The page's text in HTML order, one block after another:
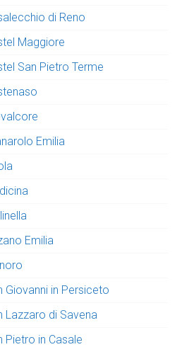
di Reno
Maggiore
San Pietro Terme
Emilia
Emilia
Giovanni in Persiceto
Lazzaro di Savena
Pietro in Casale